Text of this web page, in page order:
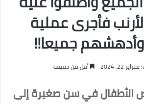
فأجرى عملية
جميعا!!
22, 2024 أقل من دقيقة
الأطفال في سن صغيرة إلى